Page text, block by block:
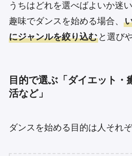
うちはどれを選べばよいか迷
趣味でダンスを始める場合、
にジャンルを絞り込むと選び
目的で選ぶ「ダイエット・
活など」
ダンスを始める目的は人それぞ